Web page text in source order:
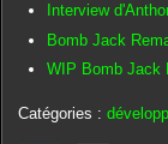
Interview
Bomb Jack
WIP Bomb Jack
Catégories :